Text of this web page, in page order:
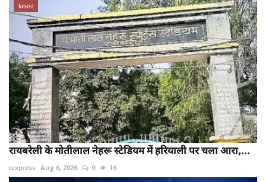
latest
रायबरेली के मोतीलाल नेहरू स्टेडियम में हरियाली पर चला आरा,...
rexpress Aug 6, 2026 0 16